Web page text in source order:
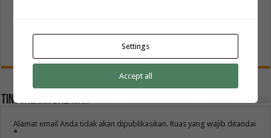
Tinggalkan Balasan
Alamat email Anda tidak akan dipublikasikan. Ruas yang wajib ditandai
*
Settings
Accept all